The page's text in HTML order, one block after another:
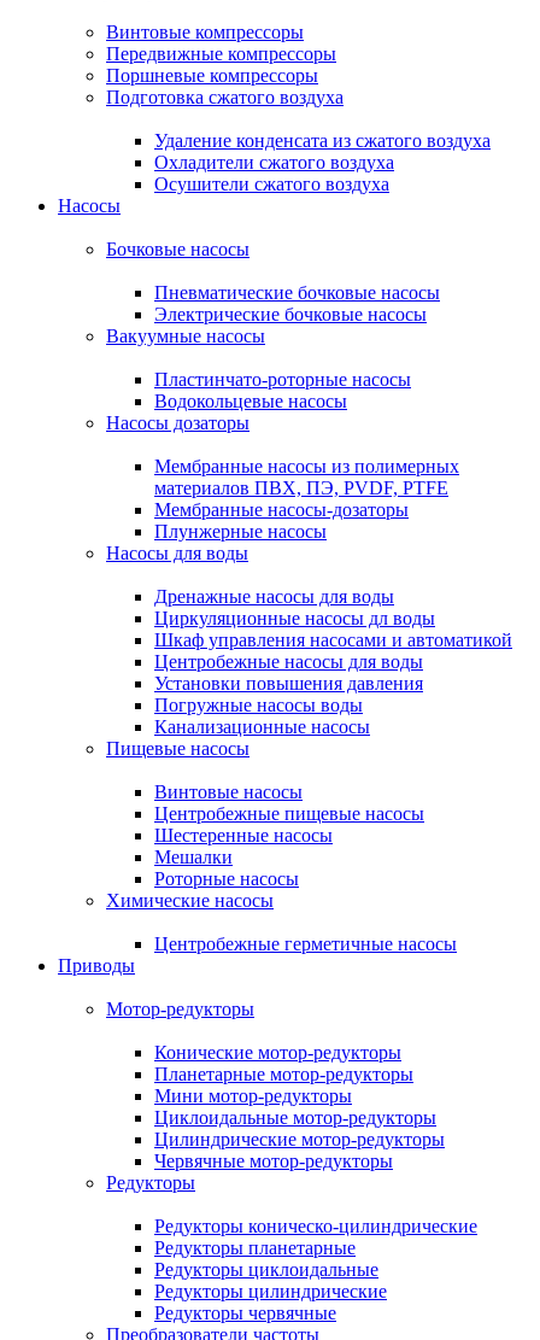
Винтовые компрессоры
Передвижные компрессоры
Поршневые компрессоры
Подготовка сжатого воздуха
Удаление конденсата из сжатого воздуха
Охладители сжатого воздуха
Осушители сжатого воздуха
Насосы
Бочковые насосы
Пневматические бочковые насосы
Электрические бочковые насосы
Вакуумные насосы
Пластинчато-роторные насосы
Водокольцевые насосы
Насосы дозаторы
Мембранные насосы из полимерных
материалов ПВХ, ПЭ, PVDF, PTFE
Мембранные насосы-дозаторы
Плунжерные насосы
Насосы для воды
Дренажные насосы для воды
Циркуляционные насосы дл воды
Шкаф управления насосами и автоматикой
Центробежные насосы для воды
Установки повышения давления
Погружные насосы воды
Канализационные насосы
Пищевые насосы
Винтовые насосы
Центробежные пищевые насосы
Шестеренные насосы
Мешалки
Роторные насосы
Химические насосы
Центробежные герметичные насосы
Приводы
Мотор-редукторы
Конические мотор-редукторы
Планетарные мотор-редукторы
Мини мотор-редукторы
Циклоидальные мотор-редукторы
Цилиндрические мотор-редукторы
Червячные мотор-редукторы
Редукторы
Редукторы коническо-цилиндрические
Редукторы планетарные
Редукторы циклоидальные
Редукторы цилиндрические
Редукторы червячные
Преобразователи частоты